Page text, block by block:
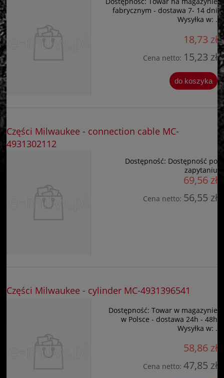
fabrycznym - dostawa 7- 14 dni
Wysyłka w: .
18,73 zł
Cena netto: 15,23 zł
do koszyka
Części Milwaukee - connection cable MC-
4931302112
Dostępność: Dostępność po
zapytaniu
69,56 zł
Cena netto: 56,55 zł
Części Milwaukee - cylinder MC-4931396541
Dostępność: Towar w magazynie
w Polsce - dostawa 24h - 48h
Wysyłka w: .
58,86 zł
Cena netto: 47,85 zł